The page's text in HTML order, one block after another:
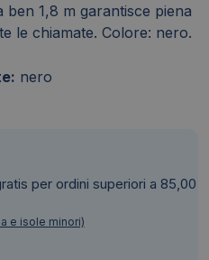
1,8 m garantisce piena
le chiamate. Colore: nero.
nero
per ordini superiori a 85,00
e isole minori)